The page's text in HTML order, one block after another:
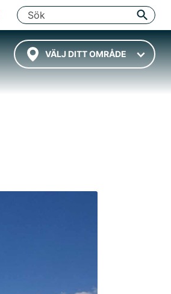
VÄLJ DITT OMRÅDE